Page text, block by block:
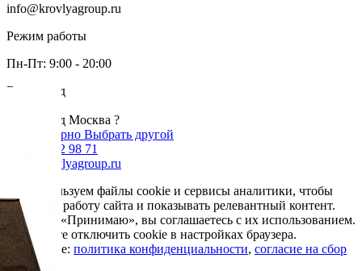
info@krovlyagroup.ru
Режим работы
Пн-Пт: 9:00 - 20:00
Ваш город
Ваш город Москва ?
Да, все верно Выбрать другой
+7 985 002 98 71
info@krovlyagroup.ru
Мы используем файлы cookie и сервисы аналитики, чтобы
улучшить работу сайта и показывать релевантный контент.
Нажимая «Принимаю», вы соглашаетесь с их использованием.
Вы можете отключить cookie в настройках браузера.
Подробнее: политика конфиденциальности, согласие на сбор
cookie